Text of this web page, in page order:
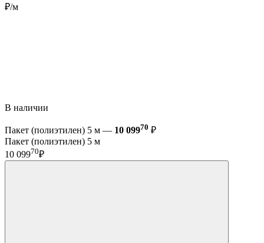
₽/м
В наличии
Пакет (полиэтилен) 5 м — 10 09970 ₽
Пакет (полиэтилен) 5 м
10 09970₽